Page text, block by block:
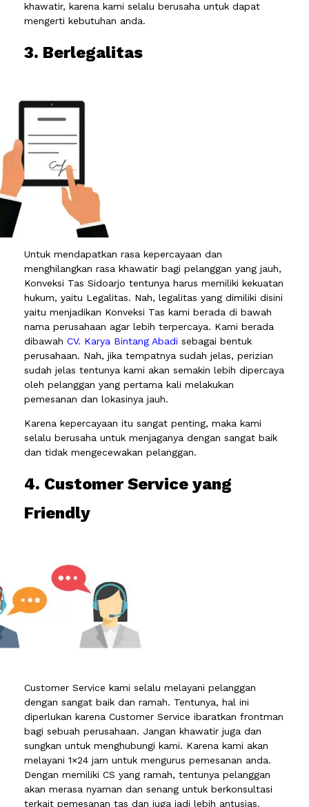
khawatir, karena kami selalu berusaha untuk dapat
mengerti kebutuhan anda.
3. Berlegalitas
Untuk mendapatkan rasa kepercayaan dan
menghilangkan rasa khawatir bagi pelanggan yang jauh,
Konveksi Tas Sidoarjo tentunya harus memiliki kekuatan
hukum, yaitu Legalitas. Nah, legalitas yang dimiliki disini
yaitu menjadikan Konveksi Tas kami berada di bawah
nama perusahaan agar lebih terpercaya. Kami berada
dibawah CV. Karya Bintang Abadi sebagai bentuk
perusahaan. Nah, jika tempatnya sudah jelas, perizian
sudah jelas tentunya kami akan semakin lebih dipercaya
oleh pelanggan yang pertama kali melakukan
pemesanan dan lokasinya jauh.
Karena kepercayaan itu sangat penting, maka kami
selalu berusaha untuk menjaganya dengan sangat baik
dan tidak mengecewakan pelanggan.
4. Customer Service yang
Friendly
Customer Service kami selalu melayani pelanggan
dengan sangat baik dan ramah. Tentunya, hal ini
diperlukan karena Customer Service ibaratkan frontman
bagi sebuah perusahaan. Jangan khawatir juga dan
sungkan untuk menghubungi kami. Karena kami akan
melayani 1×24 jam untuk mengurus pemesanan anda.
Dengan memiliki CS yang ramah, tentunya pelanggan
akan merasa nyaman dan senang untuk berkonsultasi
terkait pemesanan tas dan juga jadi lebih antusias.